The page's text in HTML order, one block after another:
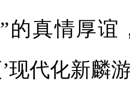
的真情厚谊
’现代化新麟